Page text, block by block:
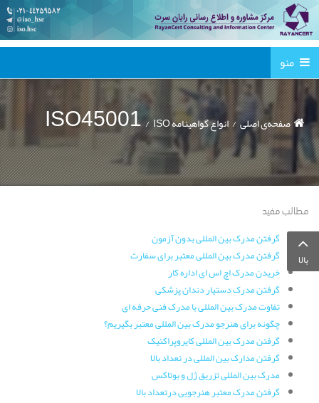
منو
صفحه‌ی اصلی انواع گواهینامه ISO ISO45001
مطالب مفید
گرفتن مدرک بین المللی بدون آزمون
گرفتن مدرک بین المللی معتبر برای سفارت
خریدن مدرک اچ اس ای اداره کار
گرفتن مدرک دستیار دندان پزشکی
تفاوت مدرک بین المللی با مدرک فنی حرفه ای
چگونه برای هنرجو مدرک بین المللی معتبر بگیریم؟
گرفتن مدرک بین المللی کایروپراکتیک
گرفتن مدارک بین المللی در تعداد بالا
مدرک بین المللی تزریق ژل و بوتاکس
گرفتن مدرک معتبر هنرجویی درتعداد بالا
بالا